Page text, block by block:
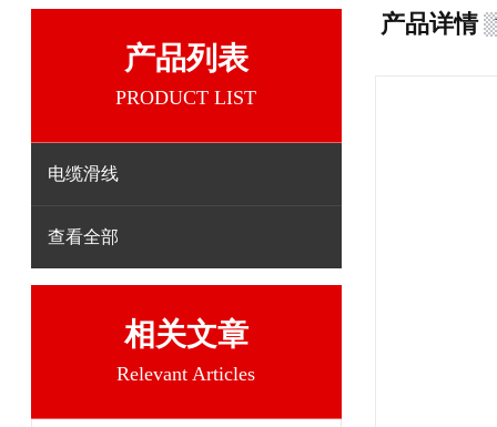
产品列表
PRODUCT LIST
电缆滑线
查看全部
相关文章
Relevant Articles
产品详情